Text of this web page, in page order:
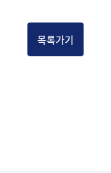
목록가기